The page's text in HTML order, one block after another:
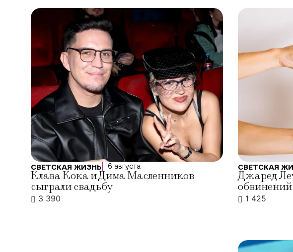
СВЕТСКАЯ ЖИЗНЬ 6 августа
Клава Кока и Дима Масленников
сыграли свадьбу
3 390
СВЕТСКАЯ
Джаред
1 425